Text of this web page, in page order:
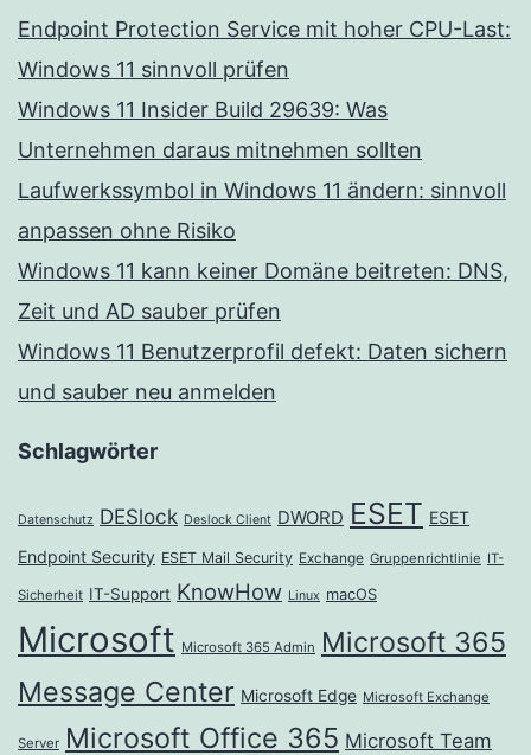
Endpoint Protection Service mit hoher CPU-Last:
Windows 11 sinnvoll prüfen
Windows 11 Insider Build 29639: Was
Unternehmen daraus mitnehmen sollten
Laufwerkssymbol in Windows 11 ändern: sinnvoll
anpassen ohne Risiko
Windows 11 kann keiner Domäne beitreten: DNS,
Zeit und AD sauber prüfen
Windows 11 Benutzerprofil defekt: Daten sichern
und sauber neu anmelden
Schlagwörter
Datenschutz DESlock Deslock Client DWORD ESET ESET
Endpoint Security ESET Mail Security Exchange Gruppenrichtlinie IT-
Sicherheit IT-Support KnowHow Linux macOS
Microsoft Microsoft 365 Admin Microsoft 365
Message Center Microsoft Edge Microsoft Exchange
Server Microsoft Office 365 Microsoft Team